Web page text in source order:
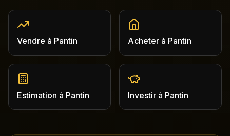
Vendre à Pantin Acheter à Pantin
Estimation à Pantin Investir à Pantin